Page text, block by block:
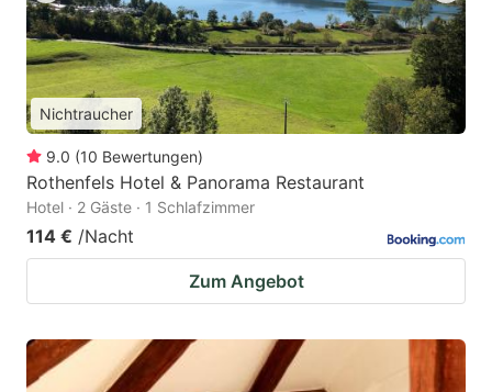
Nichtraucher
9.0 (10 Bewertungen)
Rothenfels Hotel & Panorama Restaurant
Hotel · 2 Gäste · 1 Schlafzimmer
114 € /Nacht
Zum Angebot